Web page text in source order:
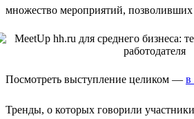
множество мероприятий,
Посмотреть выступление целиком — в
Тренды, о которых говорили